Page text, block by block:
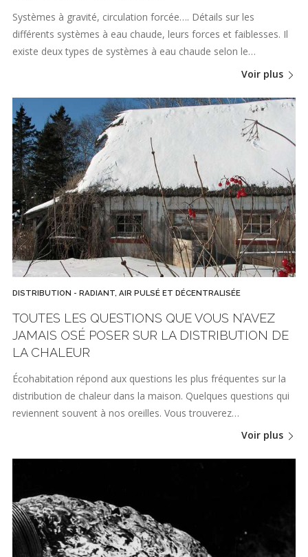
Systèmes à gravité, circulation forcée…. Détails sur les
différents systèmes à eau chaude, leurs forces et faiblesses. Il
existe deux types de systèmes à eau chaude selon le…
Voir plus
DISTRIBUTION - RADIANT, AIR PULSÉ ET DÉCENTRALISÉE
TOUTES LES QUESTIONS QUE VOUS N’AVEZ
JAMAIS OSÉ POSER SUR LA DISTRIBUTION DE
LA CHALEUR
Écohabitation répond aux questions les plus fréquentes sur la
distribution de chaleur dans la maison. Quelques questions qui
reviennent souvent à nos oreilles. Vous trouverez…
Voir plus